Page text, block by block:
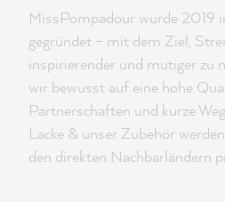
MissPompadour wurde 2019
gegründet – mit dem Ziel,
inspirierender und mutiger zu
wir bewusst auf eine hohe
Partnerschaften und kurze
Lacke & unser Zubehör
den direkten Nachbarländern